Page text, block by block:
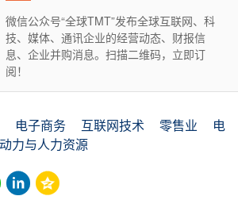
微信公众号“全球TMT”发布全球互联网、科
技、媒体、通讯企业的经营动态、财报信
息、企业并购消息。扫描二维码，立即订
阅！
电子商务 互联网技术 零售业
电
力与人力资源